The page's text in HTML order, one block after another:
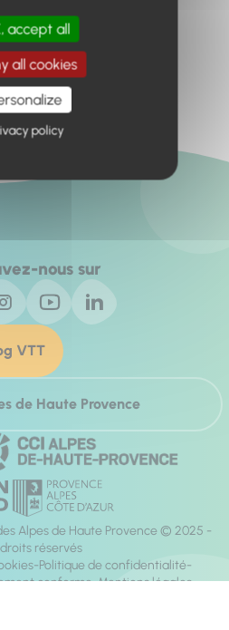
à l'accueil
nous sur
VTT
de Haute Provence
Alpes de Haute Provence © 2025 -
réservés
Politique de confidentialité
conforme Mentions légales
accept all
all cookies
policy